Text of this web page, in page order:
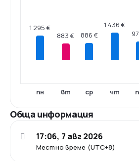
1 295 €
пн
883 €
вт
886 €
ср
1 436 €
чт
Обща информация
Местно време (UTC+8)
17:06, 7 авг 2026